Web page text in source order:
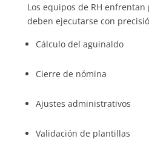
Los equipos de RH
deben ejecutarse con
Cálculo del aguinaldo
Cierre de nómina
Ajustes administrativos
Validación de plantillas